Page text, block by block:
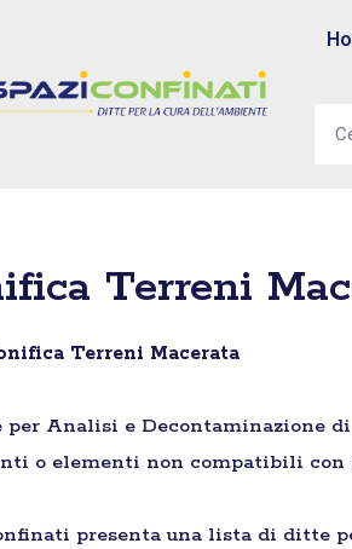
Terreni
Terreni Macerata
per Analisi e Decontaminazione
o elementi non compatibili con
presenta una lista di ditte